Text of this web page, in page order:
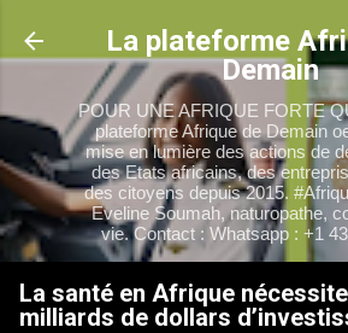
Accéder au contenu
La plateforme
Demain
POUR UNE AFRIQUE FORTE
plateforme Afrique de Demain
mise en lumière des actions de
des Etats africains, des
des citoyens depuis 2015.
Eveline Soumah, naturopathe,
vie. Contact : Whatsapp : +1
La santé en Afrique
milliards de dollars